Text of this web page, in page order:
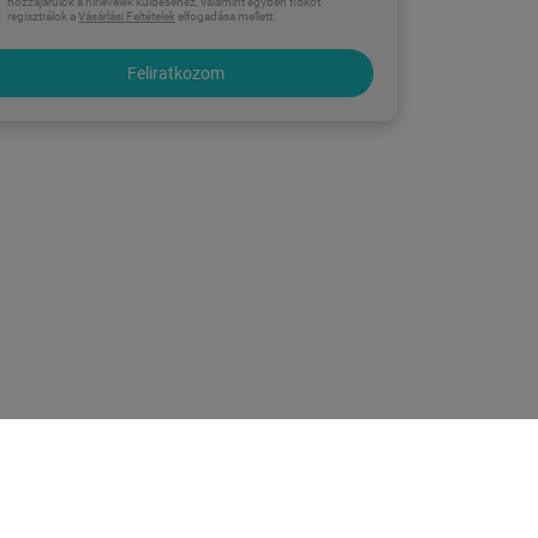
regisztrálok aVásárlási Feltételek elfogadása mellett.
Feliratkozom